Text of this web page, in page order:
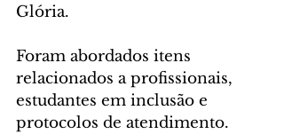
Glória.
Foram abordados itens
relacionados a profissionais,
estudantes em inclusão e
protocolos de atendimento.